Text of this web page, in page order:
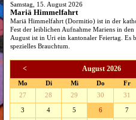
Samstag, 15. August 2026
Mariä Himmelfahrt
Mariä Himmelfahrt (Dormitio) ist in der
Fest der leiblichen Aufnahme Mariens in den
August ist in Uri ein kantonaler Feiertag. Es
spezielles Brauchtum.
< August 2026
Mo Di Mi Do Fr
27
28 29 30 31
3 4 5 6 7